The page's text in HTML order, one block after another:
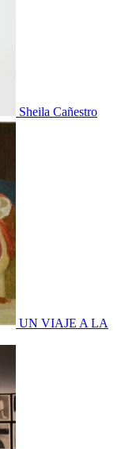
Sheila Cañestro
UN VIAJE A LA